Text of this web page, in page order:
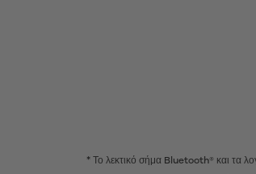
* Το λεκτικό σήμα Bluetooth® και τα